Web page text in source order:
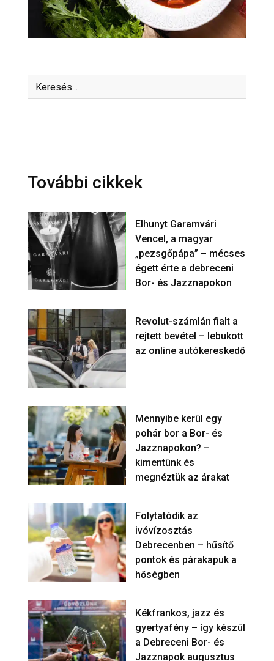
További cikkek
Elhunyt Garamvári
Vencel, a magyar
„pezsgőpápa” – mécses
égett érte a debreceni
Bor- és Jazznapokon
Revolut-számlán fialt a
rejtett bevétel – lebukott
az online autókereskedő
Mennyibe kerül egy
pohár bor a Bor- és
Jazznapokon? –
kimentünk és
megnéztük az árakat
Folytatódik az
ivóvízosztás
Debrecenben – hűsítő
pontok és párakapuk a
hőségben
Kékfrankos, jazz és
gyertyafény – így készül
a Debreceni Bor- és
Jazznapok augusztus